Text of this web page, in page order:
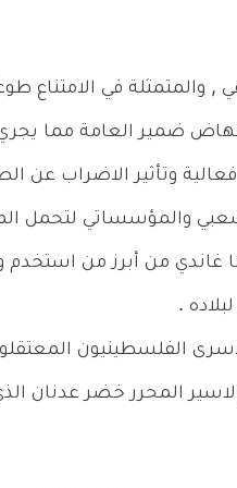
, والمتمثلة في الامتناع
ضمير العامة مما
وتأثير الاضراب عن
والمؤسساتي لتحمل
غاندي من أبرز من
الفلسطينيون